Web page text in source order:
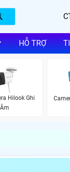
HỖ TRỢ
Hilook Ghi
Âm